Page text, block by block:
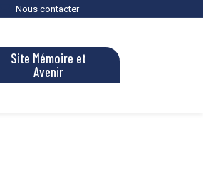
Nous contacter
Site Mémoire et
Avenir